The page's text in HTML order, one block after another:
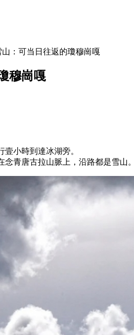
：可当日往返的瓊穆崗嘎
穆崗嘎
小時到達冰湖旁。
青唐古拉山脈上，沿路都是雪山。